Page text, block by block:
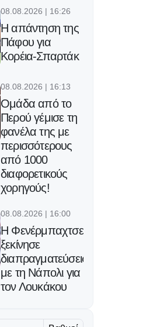
08.08.2026 | 16:26
Η απάντηση της
Πάφου για
Κορέια-Σπαρτάκ
08.08.2026 | 16:13
Ομάδα από το
Περού γέμισε τη
φανέλα της με
περισσότερους
από 1000
διαφορετικούς
χορηγούς!
08.08.2026 | 16:00
Η Φενέρμπαχτσε
ξεκίνησε
διαπραγματεύσεις
με τη Νάπολι για
τον Λουκάκου